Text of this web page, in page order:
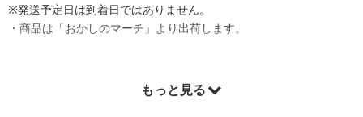
※発送予定日は到着日ではありません。
・商品は「おかしのマーチ」より出荷します。
もっと見る